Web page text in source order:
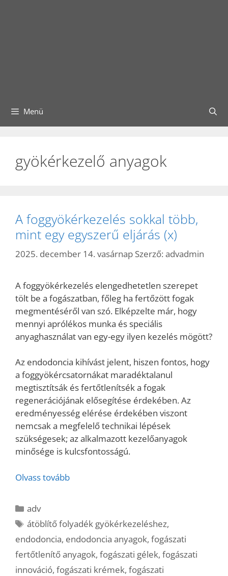
Menü
gyökérkezelő anyagok
A foggyökérkezelés sokkal több,
mint egy egyszerű eljárás (x)
2025. december 14. vasárnap Szerző: advadmin
A foggyökérkezelés elengedhetetlen szerepet
tölt be a fogászatban, főleg ha fertőzött fogak
megmentéséről van szó. Elképzelte már, hogy
mennyi aprólékos munka és speciális
anyaghasználat van egy-egy ilyen kezelés mögött?
Az endodoncia kihívást jelent, hiszen fontos, hogy
a foggyökércsatornákat maradéktalanul
megtisztítsák és fertőtlenítsék a fogak
regenerációjának elősegítése érdekében. Az
eredményesség elérése érdekében viszont
nemcsak a megfelelő technikai lépések
szükségesek; az alkalmazott kezelőanyagok
minősége is kulcsfontosságú.
Olvass tovább
Kategória
adv
Címkék
átöblítő folyadék gyökérkezeléshez,
endodoncia, endodoncia anyagok, fogászati
fertőtlenítő anyagok, fogászati gélek, fogászati
innováció, fogászati krémek, fogászati